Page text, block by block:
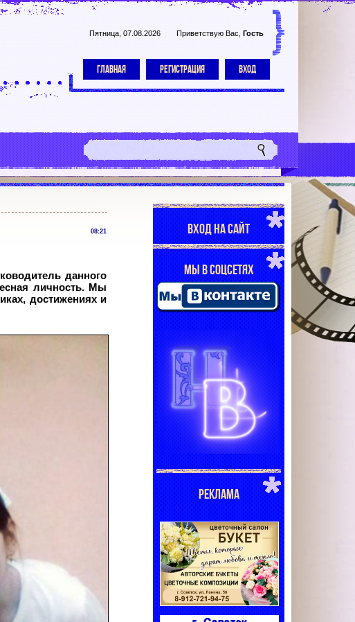
Пятница, 07.08.2026 Приветствую Вас Гость
ГЛАВНАЯ РЕГИСТРАЦИЯ ВХОД
08:21
данного
личность. Мы
достижениях и
ВХОД НА САЙТ
МЫ В СОЦСЕТЯХ
РЕКЛАМА